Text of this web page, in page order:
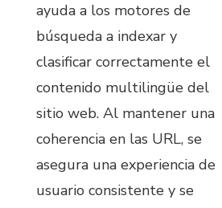
ayuda a los motores de
búsqueda a indexar y
clasificar correctamente el
contenido multilingüe del
sitio web. Al mantener una
coherencia en las URL, se
asegura una experiencia de
usuario consistente y se